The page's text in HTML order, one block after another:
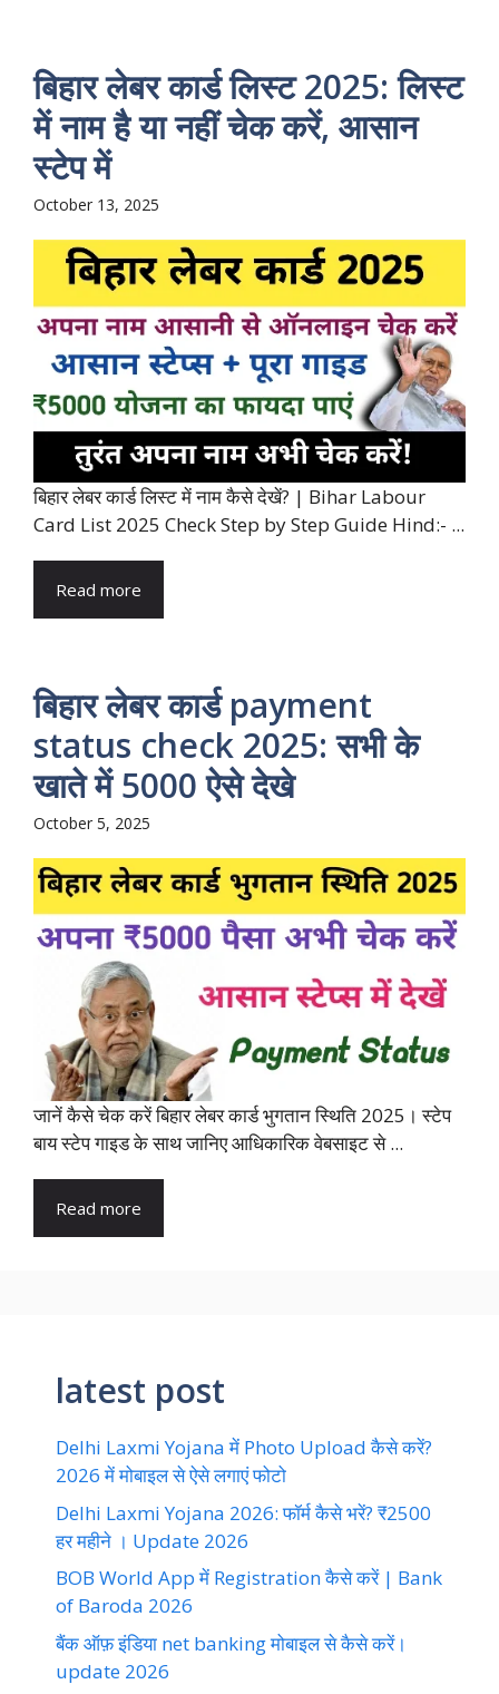
बिहार लेबर कार्ड लिस्ट 2025: लिस्ट
में नाम है या नहीं चेक करें, आसान
स्टेप में
October 13, 2025
बिहार लेबर कार्ड लिस्ट में नाम कैसे देखें? | Bihar Labour
Card List 2025 Check Step by Step Guide Hind:- ...
Read more
बिहार लेबर कार्ड payment
status check 2025: सभी के
खाते में 5000 ऐसे देखे
October 5, 2025
जानें कैसे चेक करें बिहार लेबर कार्ड भुगतान स्थिति 2025। स्टेप
बाय स्टेप गाइड के साथ जानिए आधिकारिक वेबसाइट से ...
Read more
latest post
Delhi Laxmi Yojana में Photo Upload कैसे करें?
2026 में मोबाइल से ऐसे लगाएं फोटो
Delhi Laxmi Yojana 2026: फॉर्म कैसे भरें? ₹2500
हर महीने । Update 2026
BOB World App में Registration कैसे करें | Bank
of Baroda 2026
बैंक ऑफ़ इंडिया net banking मोबाइल से कैसे करें।
update 2026